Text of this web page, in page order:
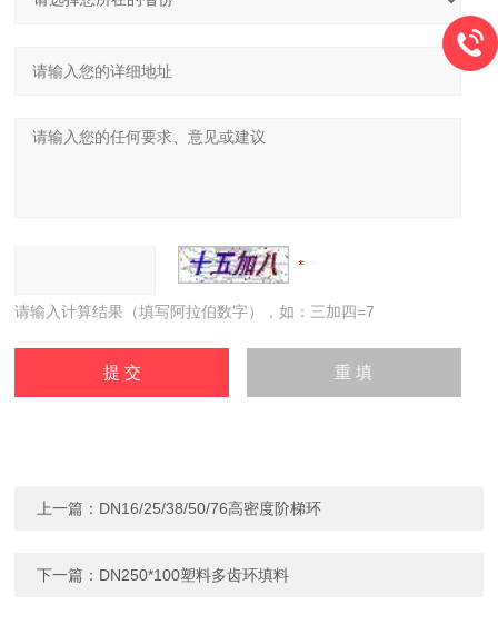
请输入计算结果（填写阿拉伯数字），如：三加四=7
上一篇： DN16/25/38/50/76高密度阶梯环
下一篇： DN250*100塑料多齿环填料